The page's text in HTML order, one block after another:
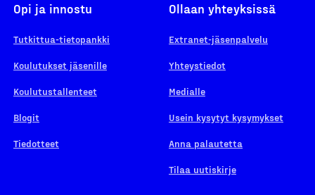
Opi ja innostu
Tutkittua-tietopankki
Koulutukset jäsenille
Koulutustallenteet
Blogit
Tiedotteet
Ollaan yhteyksissä
Extranet-jäsenpalvelu
Yhteystiedot
Medialle
Usein kysytyt kysymykset
Anna palautetta
Tilaa uutiskirje